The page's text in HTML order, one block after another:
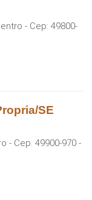
- Cep: 49800-
SE
- Cep: 49900-970 -